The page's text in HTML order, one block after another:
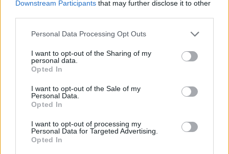
Downstream Participants that may further disclose it to other
Please note that this website/app uses one or more Google
not limited to your visit or usage behaviour. You may click to
grant or deny consent to Google and its third-party tags to
use your data for below specified purposes in below Google
consent section.
Personal Data Processing Opt Outs
I want to opt-out of the Sharing of my
personal data.
Opted In
I want to opt-out of the Sale of my
Personal Data.
Opted In
I want to opt-out of processing my
Personal Data for Targeted Advertising.
Opted In
Edith és Marlene